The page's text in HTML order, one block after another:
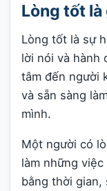
Lòng tốt là
Lòng tốt là sự
lời nói và hành
tâm đến người
và sẵn sàng
mình.
Một người có
làm những
bằng thời gian,